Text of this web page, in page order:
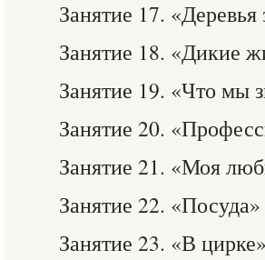
Занятие 17.
Занятие 18. «Дикие
Занятие 19. «Что мы
Занятие 20.
Занятие 21. «Моя
Занятие 22. «Посуда»
Занятие 23. «В цирке»